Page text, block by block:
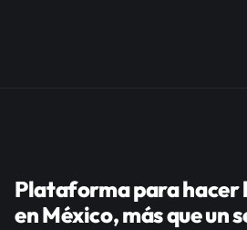
Plataforma para hacer
en México, más que un